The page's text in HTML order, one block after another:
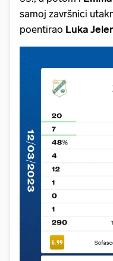
samoj završnici
poentirao Luka